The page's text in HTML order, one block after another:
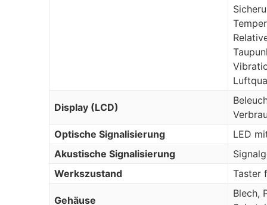
Display (LCD)
Optische Signalisierung
LED
Akustische Signalisierung
Werkszustand
Taster
Gehäuse
Blech,